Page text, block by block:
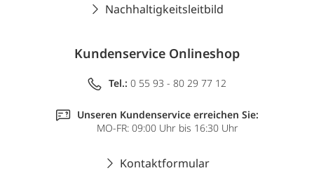
Nachhaltigkeitsleitbild
Kundenservice Onlineshop
Tel.: 0 55 93 - 80 29 77 12
Unseren Kundenservice erreichen Sie:
MO-FR: 09:00 Uhr bis 16:30 Uhr
Kontaktformular